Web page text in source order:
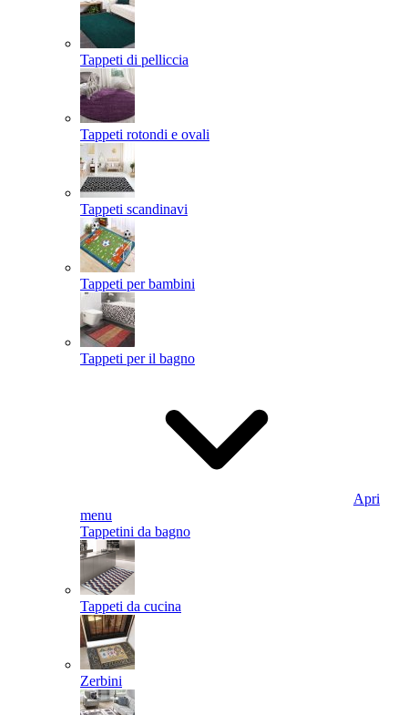
Tappeti di pelliccia
Tappeti rotondi e ovali
Tappeti scandinavi
Tappeti per bambini
Tappeti per il bagno
Apri
menu
Tappetini da bagno
Tappeti da cucina
Zerbini